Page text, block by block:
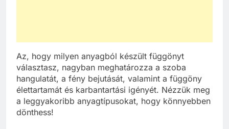
Az, hogy milyen anyagból készült függönyt
választasz, nagyban meghatározza a szoba
hangulatát, a fény bejutását, valamint a függöny
élettartamát és karbantartási igényét. Nézzük meg
a leggyakoribb anyagtípusokat, hogy könnyebben
dönthess!